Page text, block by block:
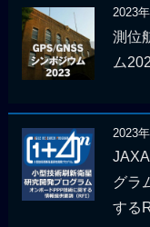
2023
測位
ム
2023
グラ
する